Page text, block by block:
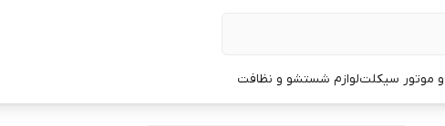
موتور سیکلتلوازم شستشو و نظافت